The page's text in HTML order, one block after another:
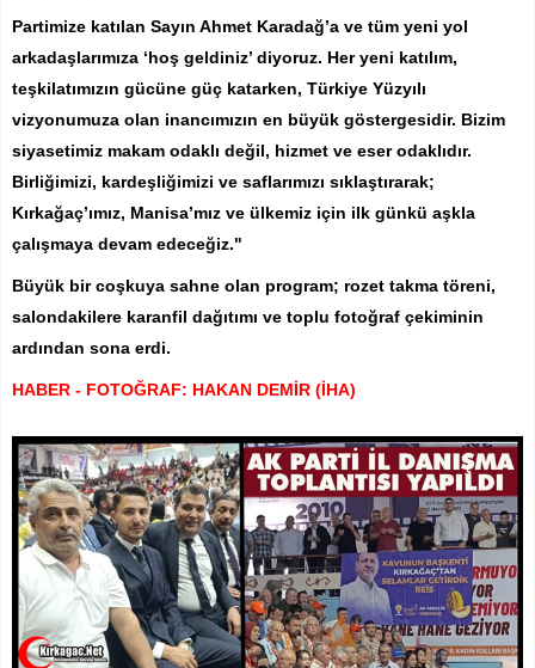
Partimize katılan Sayın Ahmet Karadağ’a ve tüm yeni yol
arkadaşlarımıza ‘hoş geldiniz’ diyoruz. Her yeni katılım,
teşkilatımızın gücüne güç katarken, Türkiye Yüzyılı
vizyonumuza olan inancımızın en büyük göstergesidir. Bizim
siyasetimiz makam odaklı değil, hizmet ve eser odaklıdır.
Birliğimizi, kardeşliğimizi ve saflarımızı sıklaştırarak;
Kırkağaç’ımız, Manisa’mız ve ülkemiz için ilk günkü aşkla
çalışmaya devam edeceğiz."
Büyük bir coşkuya sahne olan program; rozet takma töreni,
salondakilere karanfil dağıtımı ve toplu fotoğraf çekiminin
ardından sona erdi.
HABER - FOTOĞRAF: HAKAN DEMİR (İHA)